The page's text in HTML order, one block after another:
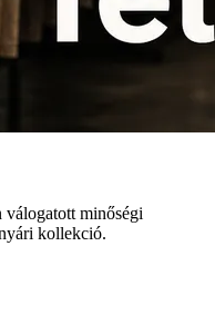
minőségi
kollekció.